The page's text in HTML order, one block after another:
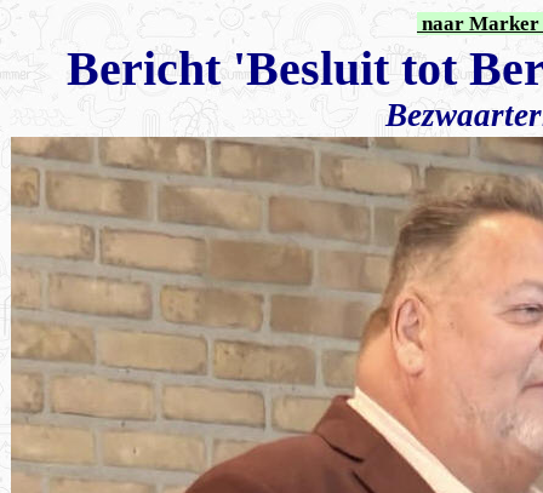
naar Marker
Bericht 'Besluit tot